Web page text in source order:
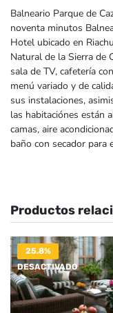
Balneario Parque de
noventa minutos
Hotel ubicado en
Natural de la Sierra de
sala de TV, cafetería
menú variado y de
sus instalaciones,
las habitaciónes están
camas, aire
baño con secador para
Productos
25.8%
DESACTIVADO